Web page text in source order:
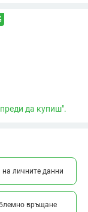
да купиш".
личните данни
връщане